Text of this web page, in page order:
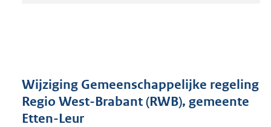
r
o
o
Wijziging Gemeenschappelijke regeling
Regio West-Brabant (RWB), gemeente
Etten-Leur